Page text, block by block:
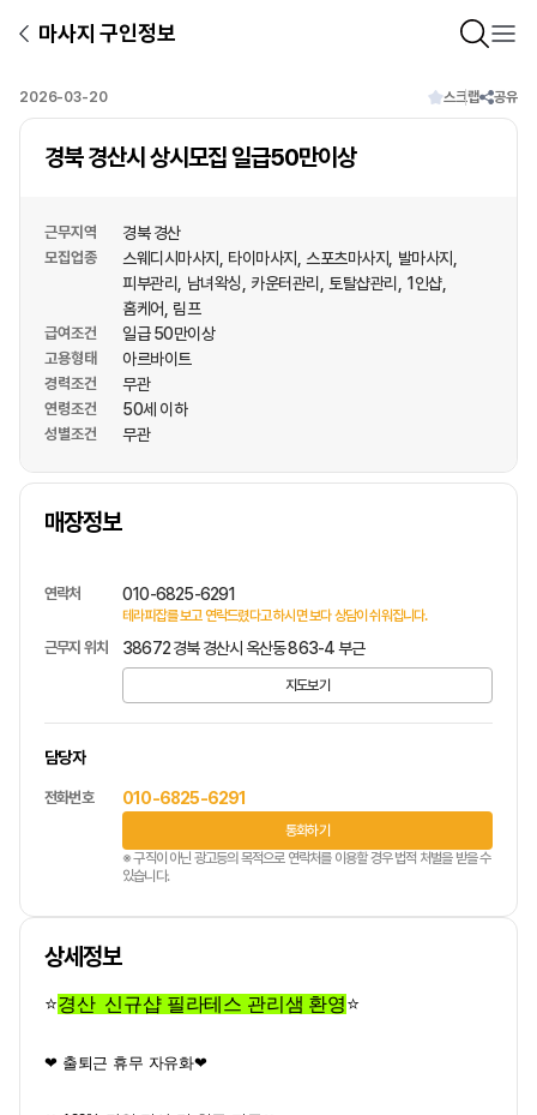
마사지 구인정보
2026-03-20 스크랩 공유
경북 경산시 상시모집 일급50만이상
근무지역 경북 경산
모집업종 스웨디시마사지 타이마사지 스포츠마사지
발마사지
피부관리
남녀왁싱 카운터관리 토탈샵관리
1인샵
홈케어
림프
급여조건 일급 50만이상
고용형태 아르바이트
경력조건 무관
연령조건 50세 이하
성별조건 무관
매장정보
상호명
연락처 010-6825-6291
테라피잡를 보고 연락드렸다고 하시면 보다 상담이 쉬워집니다.
근무지 위치 38672 경북 경산시 옥산동 863-4 부근
지도보기
담당자
전화번호 010-6825-6291
통화하기
※ 구직이 아닌 광고등의 목적으로 연락처를 이용할 경우 법적 처벌을 받을 수
있습니다.
상세정보
⭐경산 신규샵 필라테스 관리샘 환영⭐
❤ 출퇴근 휴무 자유화❤